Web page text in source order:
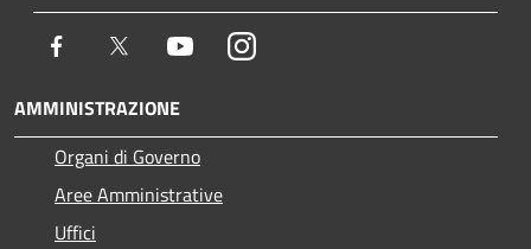
Facebook Twitter YoutubeInstagram
AMMINISTRAZIONE
Organi di Governo
Aree Amministrative
Uffici